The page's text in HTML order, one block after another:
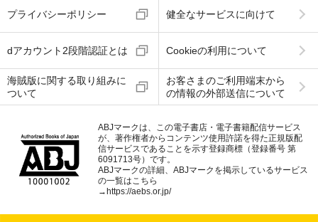
プライバシーポリシー 健全なサービスに向けて
dアカウント2段階認証とは Cookieの利用について
海賊版に関する取り組みに
ついて
お客さまのご利用端末から
の情報の外部送信について
ABJマークは、この電子書店・電子書籍配信サービス
が、著作権者からコンテンツ使用許諾を得た正規版配
信サービスであることを示す登録商標（登録番号 第
6091713号）です。
ABJマークの詳細、ABJマークを掲示しているサービス
の一覧はこちら
→https://aebs.or.jp/